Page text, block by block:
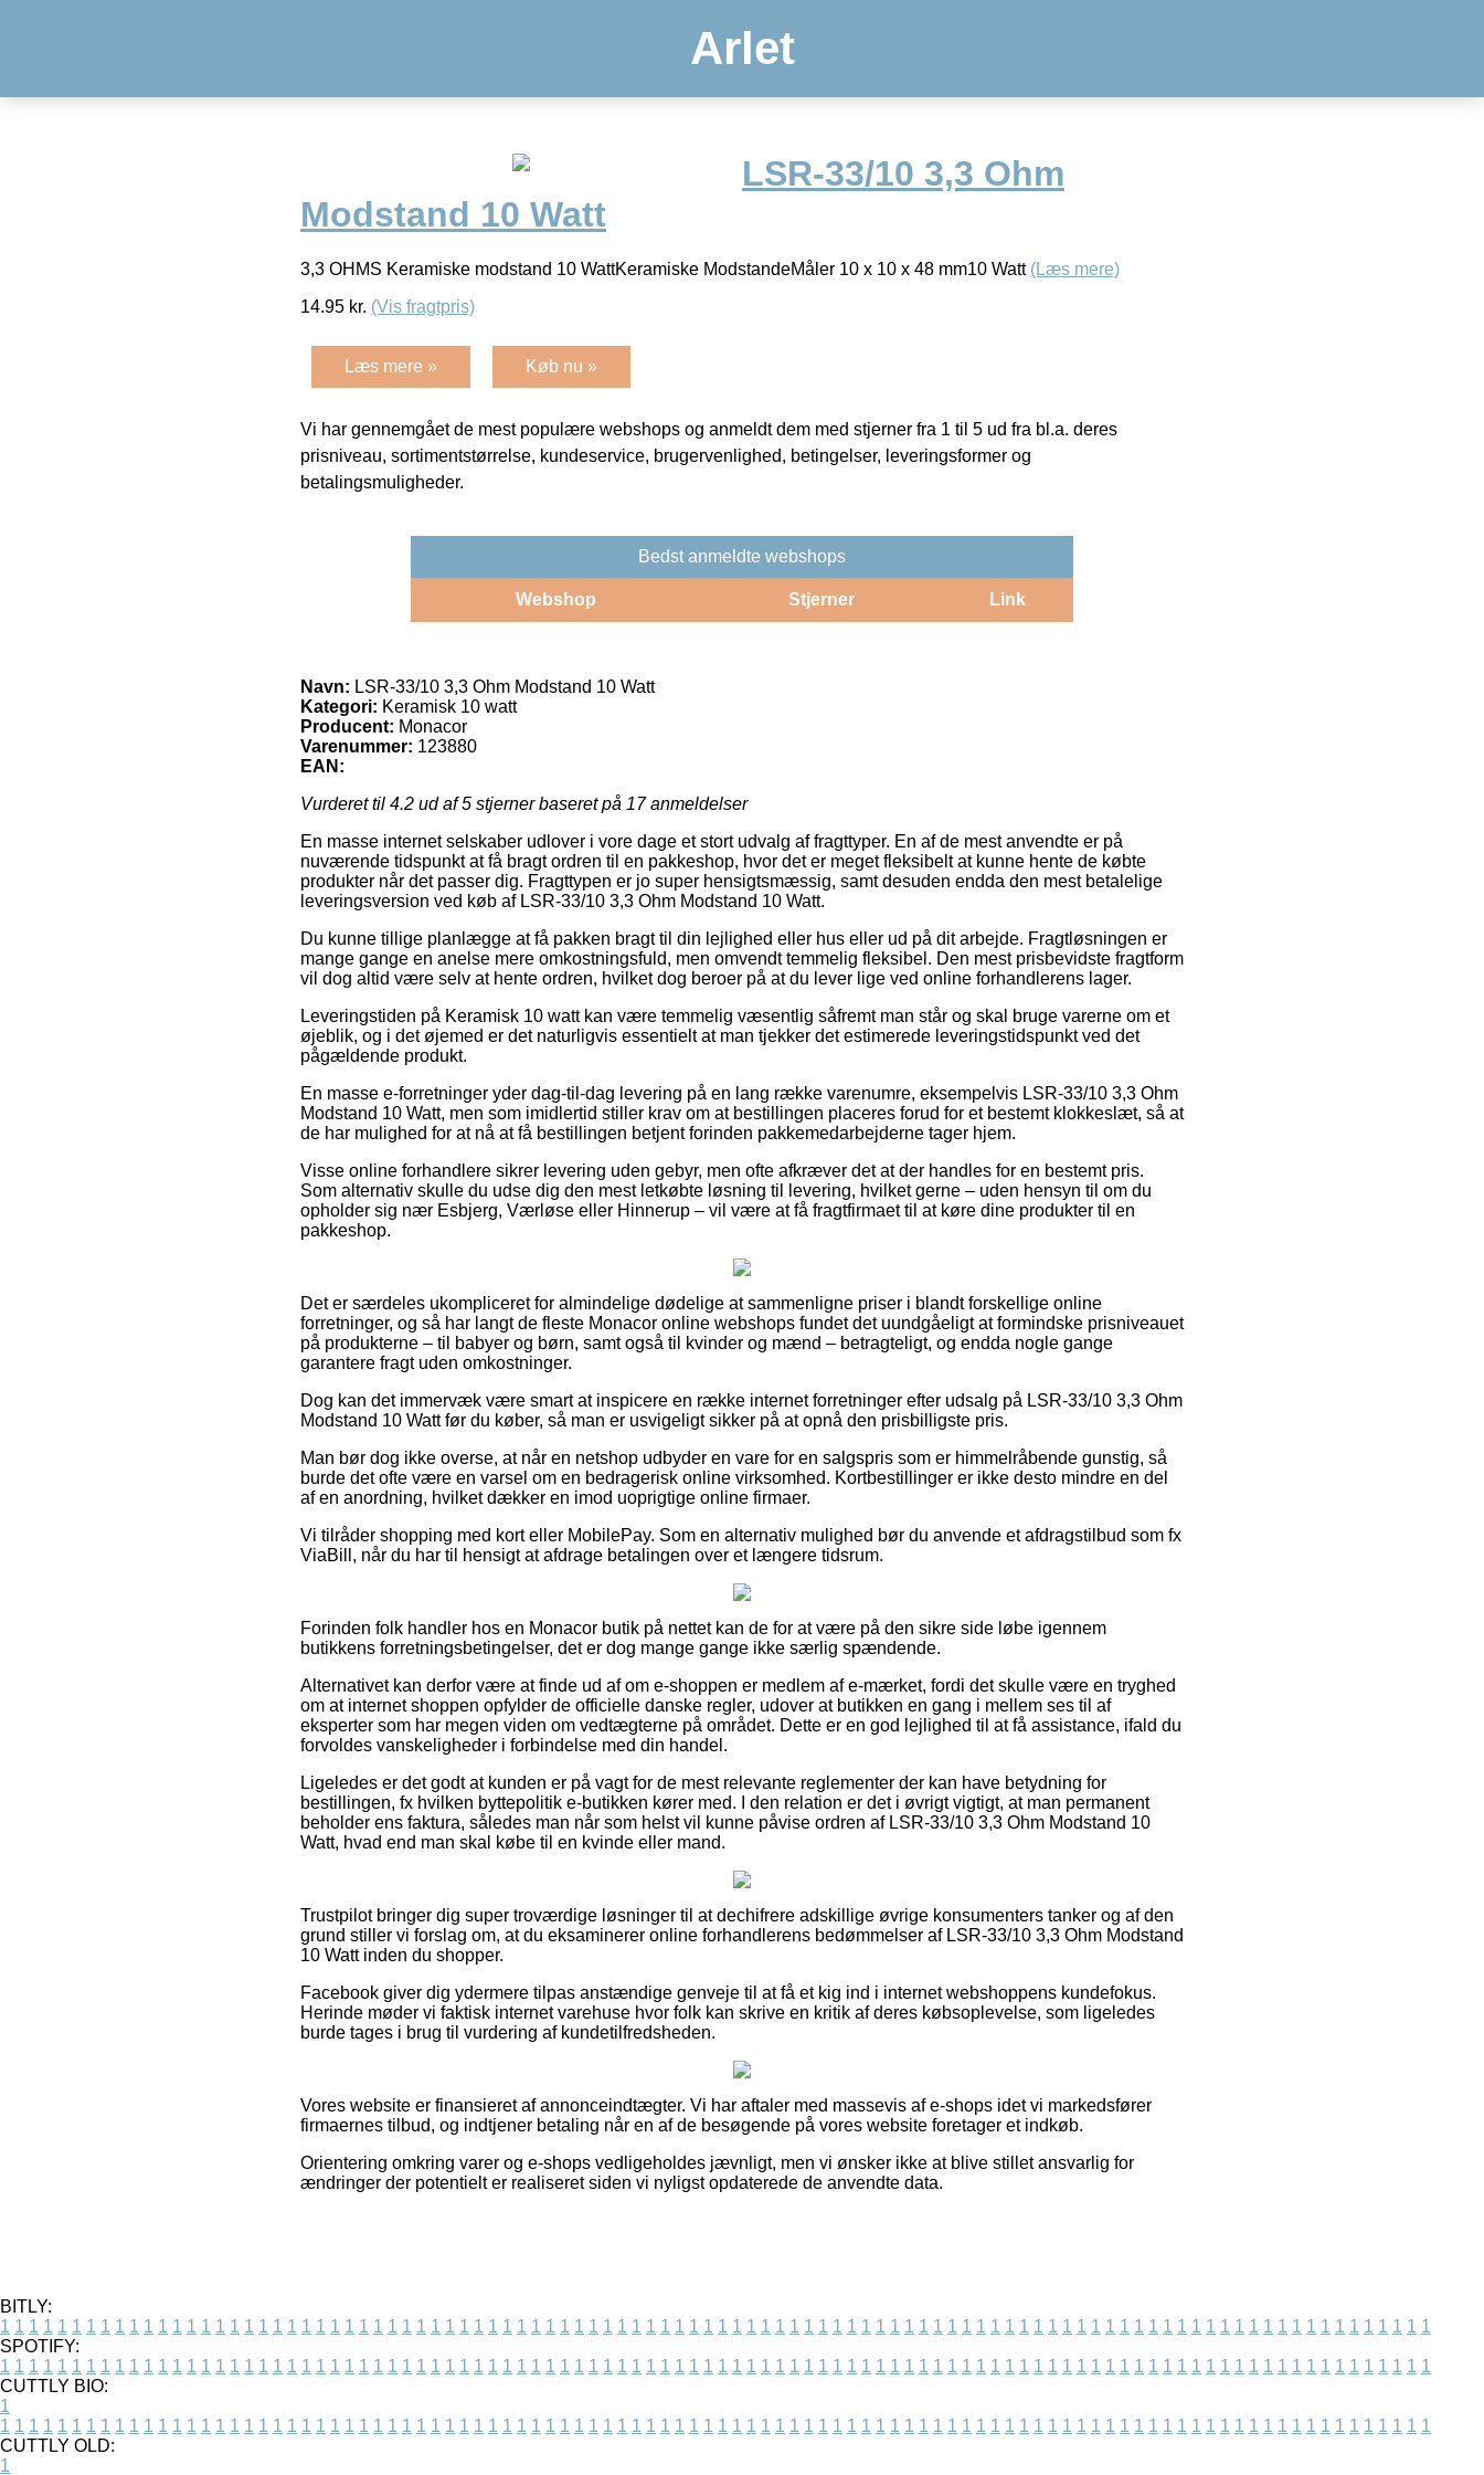
Arlet
LSR-33/10 3,3 Ohm
Modstand 10 Watt
3,3 OHMS Keramiske modstand 10 WattKeramiske ModstandeMåler 10 x 10 x 48 mm10 Watt (Læs mere)
14.95 kr. (Vis fragtpris)
Læs mere » Køb nu »
Vi har gennemgået de mest populære webshops og anmeldt dem med stjerner fra 1 til 5 ud fra bl.a. deres
prisniveau, sortimentstørrelse, kundeservice, brugervenlighed, betingelser, leveringsformer og
betalingsmuligheder.
Bedst anmeldte webshops
Webshop Stjerner Link
Navn: LSR-33/10 3,3 Ohm Modstand 10 Watt
Kategori: Keramisk 10 watt
Producent: Monacor
Varenummer: 123880
EAN:
Vurderet til 4.2 ud af 5 stjerner baseret på 17anmeldelser
En masse internet selskaber udlover i vore dage et stort udvalg af fragttyper. En af de mest anvendte er på
nuværende tidspunkt at få bragt ordren til en pakkeshop, hvor det er meget fleksibelt at kunne hente de købte
produkter når det passer dig. Fragttypen er jo super hensigtsmæssig, samt desuden endda den mest betalelige
leveringsversion ved køb af LSR-33/10 3,3 Ohm Modstand 10 Watt.
Du kunne tillige planlægge at få pakken bragt til din lejlighed eller hus eller ud på dit arbejde. Fragtløsningen er
mange gange en anelse mere omkostningsfuld, men omvendt temmelig fleksibel. Den mest prisbevidste fragtform
vil dog altid være selv at hente ordren, hvilket dog beroer på at du lever lige ved online forhandlerens lager.
Leveringstiden på Keramisk 10 watt kan være temmelig væsentlig såfremt man står og skal bruge varerne om et
øjeblik, og i det øjemed er det naturligvis essentielt at man tjekker det estimerede leveringstidspunkt ved det
pågældende produkt.
En masse e-forretninger yder dag-til-dag levering på en lang række varenumre, eksempelvis LSR-33/10 3,3 Ohm
Modstand 10 Watt, men som imidlertid stiller krav om at bestillingen placeres forud for et bestemt klokkeslæt, så at
de har mulighed for at nå at få bestillingen betjent forinden pakkemedarbejderne tager hjem.
Visse online forhandlere sikrer levering uden gebyr, men ofte afkræver det at der handles for en bestemt pris.
Som alternativ skulle du udse dig den mest letkøbte løsning til levering, hvilket gerne – uden hensyn til om du
opholder sig nær Esbjerg, Værløse eller Hinnerup – vil være at få fragtfirmaet til at køre dine produkter til en
pakkeshop.
Det er særdeles ukompliceret for almindelige dødelige at sammenligne priser i blandt forskellige online
forretninger, og så har langt de fleste Monacor online webshops fundet det uundgåeligt at formindske prisniveauet
på produkterne – til babyer og børn, samt også til kvinder og mænd – betragteligt, og endda nogle gange
garantere fragt uden omkostninger.
Dog kan det immervæk være smart at inspicere en række internet forretninger efter udsalg på LSR-33/10 3,3 Ohm
Modstand 10 Watt før du køber, så man er usvigeligt sikker på at opnå den prisbilligste pris.
Man bør dog ikke overse, at når en netshop udbyder en vare for en salgspris som er himmelråbende gunstig, så
burde det ofte være en varsel om en bedragerisk online virksomhed. Kortbestillinger er ikke desto mindre en del
af en anordning, hvilket dækker en imod uoprigtige online firmaer.
Vi tilråder shopping med kort eller MobilePay. Som en alternativ mulighed bør du anvende et afdragstilbud som fx
ViaBill, når du har til hensigt at afdrage betalingen over et længere tidsrum.
Forinden folk handler hos en Monacor butik på nettet kan de for at være på den sikre side løbe igennem
butikkens forretningsbetingelser, det er dog mange gange ikke særlig spændende.
Alternativet kan derfor være at finde ud af om e-shoppen er medlem af e-mærket, fordi det skulle være en tryghed
om at internet shoppen opfylder de officielle danske regler, udover at butikken en gang i mellem ses til af
eksperter som har megen viden om vedtægterne på området. Dette er en god lejlighed til at få assistance, ifald du
forvoldes vanskeligheder i forbindelse med din handel.
Ligeledes er det godt at kunden er på vagt for de mest relevante reglementer der kan have betydning for
bestillingen, fx hvilken byttepolitik e-butikken kører med. I den relation er det i øvrigt vigtigt, at man permanent
beholder ens faktura, således man når som helst vil kunne påvise ordren af LSR-33/10 3,3 Ohm Modstand 10
Watt, hvad end man skal købe til en kvinde eller mand.
Trustpilot bringer dig super troværdige løsninger til at dechifrere adskillige øvrige konsumenters tanker og af den
grund stiller vi forslag om, at du eksaminerer online forhandlerens bedømmelser af LSR-33/10 3,3 Ohm Modstand
10 Watt inden du shopper.
Facebook giver dig ydermere tilpas anstændige genveje til at få et kig ind i internet webshoppens kundefokus.
Herinde møder vi faktisk internet varehuse hvor folk kan skrive en kritik af deres købsoplevelse, som ligeledes
burde tages i brug til vurdering af kundetilfredsheden.
Vores website er finansieret af annonceindtægter. Vi har aftaler med massevis af e-shops idet vi markedsfører
firmaernes tilbud, og indtjener betaling når en af de besøgende på vores website foretager et indkøb.
Orientering omkring varer og e-shops vedligeholdes jævnligt, men vi ønsker ikke at blive stillet ansvarlig for
ændringer der potentielt er realiseret siden vi nyligst opdaterede de anvendte data.
BITLY:
1 1 1 1 1 1 1 1 1 1 1 1 1 1 1 1 1 1 1 1 1 1 1 1 1 1 1 1 1 1 1 1 1 1 1 1 1 1 1 1 1 1 1 1 1 1 1 1 1 1 1 1 1 1 1 1 1 1 1 1 1 1 1 1 1 1 1 1 1 1 1 1 1 1 1 1 1 1 1 1 1 1 1 1 1 1 1 1 1 1 1 1 1 1 1 1 1 1 1 1
SPOTIFY:
1 1 1 1 1 1 1 1 1 1 1 1 1 1 1 1 1 1 1 1 1 1 1 1 1 1 1 1 1 1 1 1 1 1 1 1 1 1 1 1 1 1 1 1 1 1 1 1 1 1 1 1 1 1 1 1 1 1 1 1 1 1 1 1 1 1 1 1 1 1 1 1 1 1 1 1 1 1 1 1 1 1 1 1 1 1 1 1 1 1 1 1 1 1 1 1 1 1 1 1
CUTTLY BIO:
1
1 1 1 1 1 1 1 1 1 1 1 1 1 1 1 1 1 1 1 1 1 1 1 1 1 1 1 1 1 1 1 1 1 1 1 1 1 1 1 1 1 1 1 1 1 1 1 1 1 1 1 1 1 1 1 1 1 1 1 1 1 1 1 1 1 1 1 1 1 1 1 1 1 1 1 1 1 1 1 1 1 1 1 1 1 1 1 1 1 1 1 1 1 1 1 1 1 1 1 1
CUTTLY OLD:
1